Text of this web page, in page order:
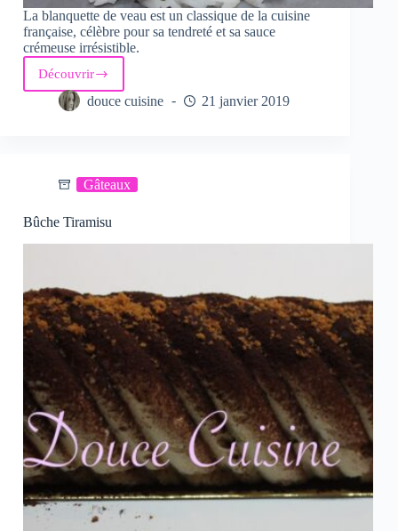
La blanquette de veau est un classique de la cuisine
française, célèbre pour sa tendreté et sa sauce
crémeuse irrésistible.
DécouvrirBlanquette
de
veau
douce cuisine 21 janvier 2019
Gâteaux
Bûche Tiramisu